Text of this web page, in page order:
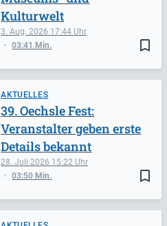
bookmark_border
3. Aug. 2026 17:44
03:41 Min.
Kulturwelt
AKTUELLES
bookmark_border
28. Juli 2026 15:22
03:50 Min.
39. Oechsle Fest:
Veranstalter geben erste
Details bekannt